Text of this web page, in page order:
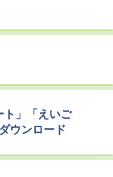
ト」「えいご
ウンロード